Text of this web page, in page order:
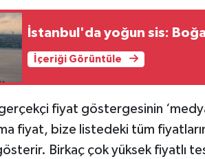
İstanbul'da yoğun sis:
İçeriği Görüntüle
fiyat göstergesinin
fiyat, bize listedeki tüm fiyatların
Birkaç çok yüksek fiyatlı